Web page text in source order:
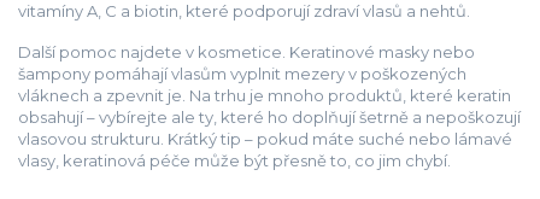
vitamíny A, C a biotin, které podporují zdraví vlasů a nehtů.
Další pomoc najdete v kosmetice. Keratinové masky nebo
šampony pomáhají vlasům vyplnit mezery v poškozených
vláknech a zpevnit je. Na trhu je mnoho produktů, které keratin
obsahují – vybírejte ale ty, které ho doplňují šetrně a nepoškozují
vlasovou strukturu. Krátký tip – pokud máte suché nebo lámavé
vlasy, keratinová péče může být přesně to, co jim chybí.